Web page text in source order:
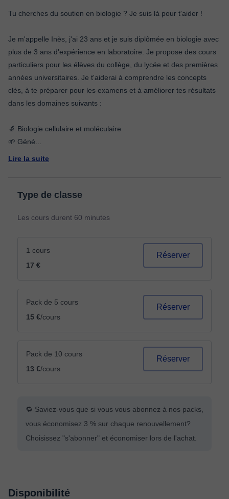
Tu cherches du soutien en biologie ? Je suis là pour t'aider !
Je m'appelle Inès, j'ai 23 ans et je suis diplômée en biologie avec
plus de 3 ans d'expérience en laboratoire. Je propose des cours
particuliers pour les élèves du collège, du lycée et des premières
années universitaires. Je t'aiderai à comprendre les concepts
clés, à te préparer pour les examens et à améliorer tes résultats
dans les domaines suivants :
🔬 Biologie cellulaire et moléculaire
🌱 Géné
Lire la suite
Type de classe
Les cours durent 60 minutes
1 cours
17 €
Réserver
Pack de 5 cours
15 €/cours
Réserver
Pack de 10 cours
13 €/cours
Réserver
🔁 Saviez-vous que si vous vous abonnez à nos packs,
vous économisez 3 % sur chaque renouvellement?
Choisissez "s'abonner" et économiser lors de l'achat.
Disponibilité